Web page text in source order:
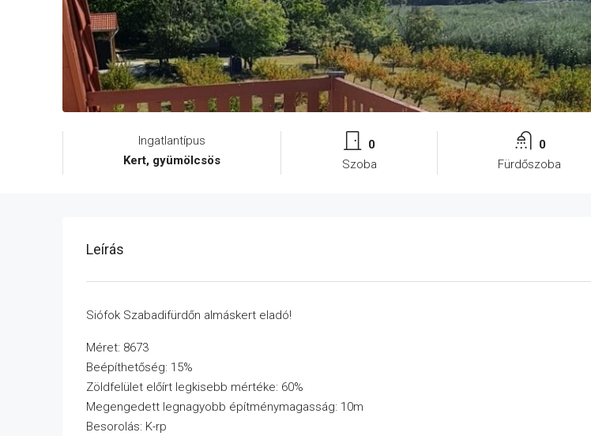
Ingatlantípus
Kert, gyümölcsös
0
Szoba
0
Fürdőszoba
Leírás
Siófok Szabadifürdőn almáskert eladó!
Méret: 8673
Beépíthetőség: 15%
Zöldfelület előírt legkisebb mértéke: 60%
Megengedett legnagyobb építménymagasság: 10m
Besorolás: K-rp